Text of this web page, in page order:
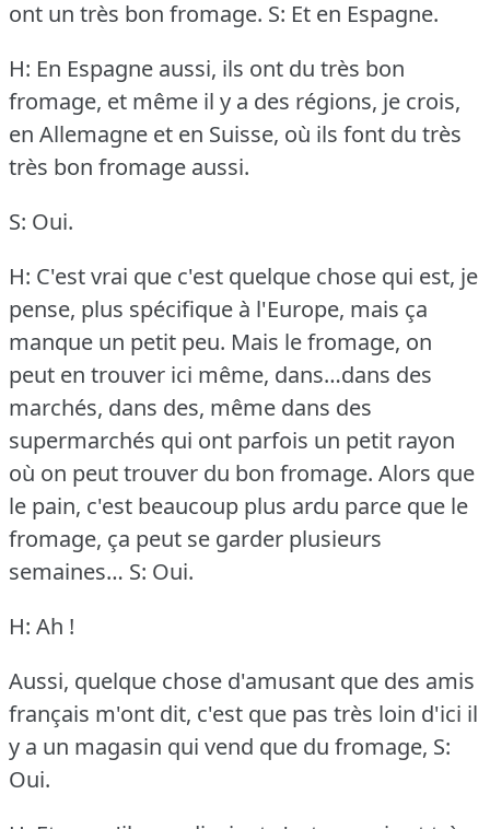
ont un très bon fromage. S: Et en Espagne.
H: En Espagne aussi, ils ont du très bon
fromage, et même il y a des régions, je crois,
en Allemagne et en Suisse, où ils font du très
très bon fromage aussi.
S: Oui.
H: C'est vrai que c'est quelque chose qui est, je
pense, plus spécifique à l'Europe, mais ça
manque un petit peu. Mais le fromage, on
peut en trouver ici même, dans…dans des
marchés, dans des, même dans des
supermarchés qui ont parfois un petit rayon
où on peut trouver du bon fromage. Alors que
le pain, c'est beaucoup plus ardu parce que le
fromage, ça peut se garder plusieurs
semaines… S: Oui.
H: Ah !
Aussi, quelque chose d'amusant que des amis
français m'ont dit, c'est que pas très loin d'ici il
y a un magasin qui vend que du fromage, S:
Oui.